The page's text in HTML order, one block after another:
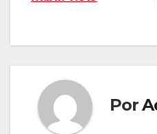
Por